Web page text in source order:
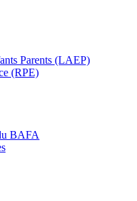
Parents (LAEP)
(RPE)
BAFA